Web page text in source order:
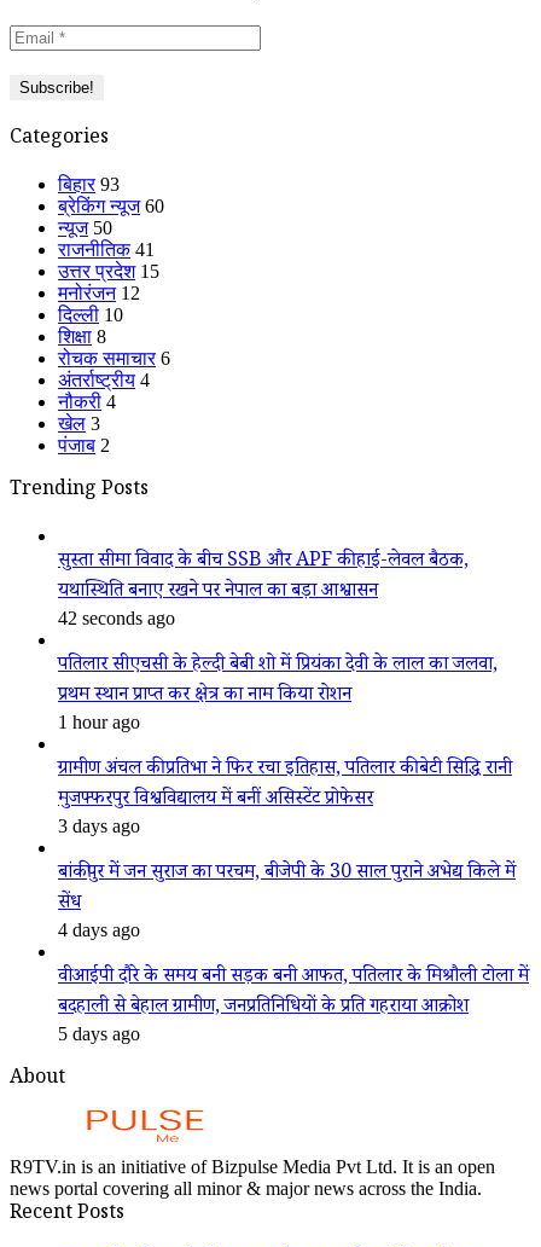
Categories
बिहार 93
ब्रेकिंग न्यूज 60
न्यूज 50
राजनीतिक 41
उत्तर प्रदेश 15
मनोरंजन 12
दिल्ली 10
शिक्षा 8
रोचक समाचार 6
अंतर्राष्ट्रीय 4
नौकरी 4
खेल 3
पंजाब 2
Trending Posts
सुस्ता सीमा विवाद के बीच SSB और APF की हाई-लेवल बैठक,
यथास्थिति बनाए रखने पर नेपाल का बड़ा आश्वासन
42 seconds ago
पतिलार सीएचसी के हेल्दी बेबी शो में प्रियंका देवी के लाल का जलवा,
प्रथम स्थान प्राप्त कर क्षेत्र का नाम किया रोशन
1 hour ago
ग्रामीण अंचल की प्रतिभा ने फिर रचा इतिहास, पतिलार की बेटी सिद्धि रानी
मुजफ्फरपुर विश्वविद्यालय में बनीं असिस्टेंट प्रोफेसर
3 days ago
बांकीपुर में जन सुराज का परचम, बीजेपी के 30 साल पुराने अभेद्य किले में
सेंध
4 days ago
वीआईपी दौरे के समय बनी सड़क बनी आफत, पतिलार के मिश्रौली टोला में
बदहाली से बेहाल ग्रामीण, जनप्रतिनिधियों के प्रति गहराया आक्रोश
5 days ago
About
R9TV.in is an initiative of Bizpulse Media Pvt Ltd. It is an open
news portal covering all minor & major news across the India.
Recent Posts